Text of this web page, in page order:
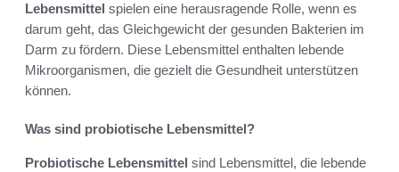
Lebensmittel spielen eine herausragende Rolle, wenn es
darum geht, das Gleichgewicht der gesunden Bakterien im
Darm zu fördern. Diese Lebensmittel enthalten lebende
Mikroorganismen, die gezielt die Gesundheit unterstützen
können.
Was sind probiotische Lebensmittel?
Probiotische Lebensmittel sind Lebensmittel, die lebende